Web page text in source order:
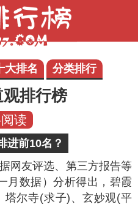
大排名 分类排行
排行榜
读
进前10名？
网友评选、第三方报告等
月数据）分析得出，碧霞
尔寺(求子)、玄妙观(平